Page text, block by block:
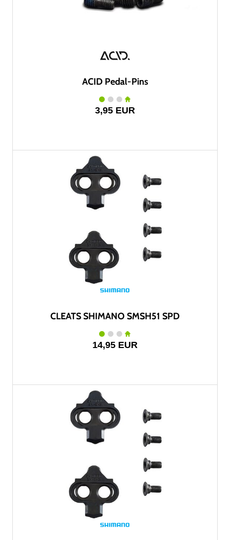
ACID Pedal-Pins
3,95 EUR
CLEATS SHIMANO SMSH51 SPD
14,95 EUR